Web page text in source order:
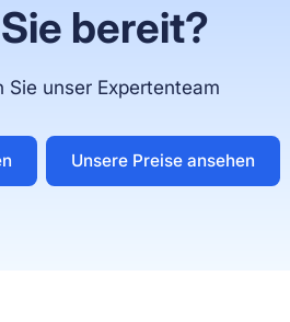
bereit?
Sie unser Expertenteam
Unsere Preise ansehen